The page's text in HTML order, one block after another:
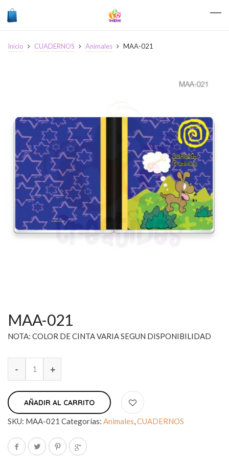
Inicio CUADERNOS Animales MAA-021
MAA-021
NOTA: COLOR DE CINTA VARIA SEGUN DISPONIBILIDAD
AÑADIR AL CARRITO
SKU: MAA-021 Categorías: Animales,CUADERNOS